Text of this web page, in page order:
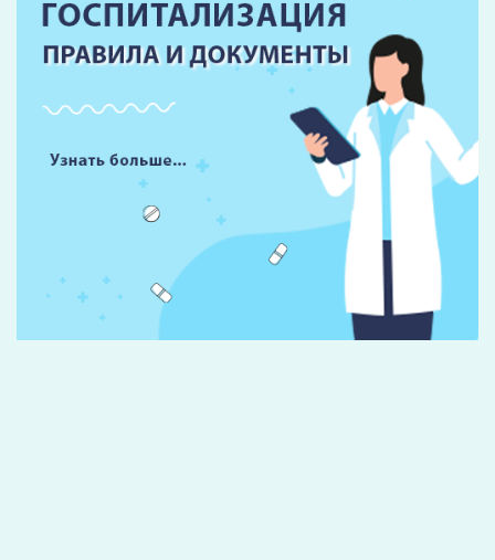
Форма записи на прием
ФИО: